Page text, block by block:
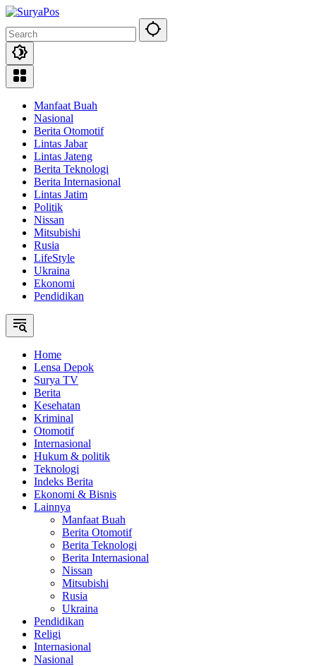
Skip
content
Manfaat Buah
Nasional
Berita Otomotif
Lintas Jabar
Lintas Jateng
Berita Teknologi
Berita Internasional
Lintas Jatim
Politik
Nissan
Mitsubishi
Rusia
LifeStyle
Ukraina
Ekonomi
Pendidikan
Home
Lensa Depok
Surya TV
Berita
Kesehatan
Kriminal
Otomotif
Internasional
Hukum & politik
Teknologi
Indeks Berita
Ekonomi & Bisnis
Lainnya
Manfaat Buah
Berita Otomotif
Berita Teknologi
Berita Internasional
Nissan
Mitsubishi
Rusia
Ukraina
Pendidikan
Religi
Internasional
Nasional